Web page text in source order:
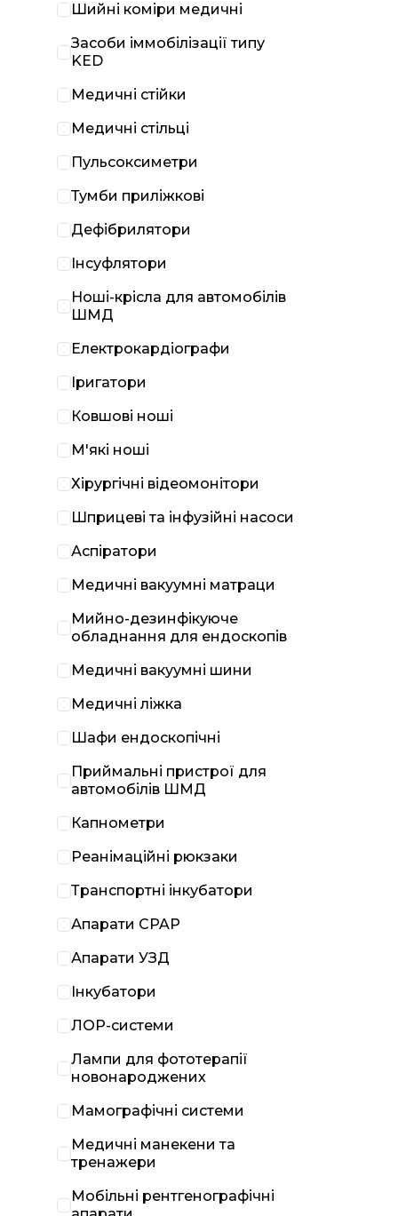
Шийні коміри медичні
Засоби іммобілізації типу
KED
Медичні стійки
Медичні стільці
Пульсоксиметри
Тумби приліжкові
Дефібрилятори
Інсуфлятори
Ноші-крісла для автомобілів
ШМД
Електрокардіографи
Іригатори
Ковшові ноші
М'які ноші
Хірургічні відеомонітори
Шприцеві та інфузійні насоси
Аспіратори
Медичні вакуумні матраци
Мийно-дезинфікуюче
обладнання для ендоскопів
Медичні вакуумні шини
Медичні ліжка
Шафи ендоскопічні
Приймальні пристрої для
автомобілів ШМД
Капнометри
Реанімаційні рюкзаки
Транспортні інкубатори
Апарати CPAP
Апарати УЗД
Інкубатори
ЛОР-системи
Лампи для фототерапії
новонароджених
Мамографічні системи
Медичні манекени та
тренажери
Мобільні рентгенографічні